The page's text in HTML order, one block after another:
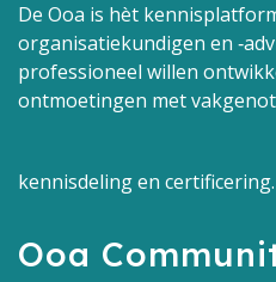
De Ooa is hèt
organisatiekundigen en
professioneel willen
ontmoetingen met
kennisdeling en certificering.
Ooa